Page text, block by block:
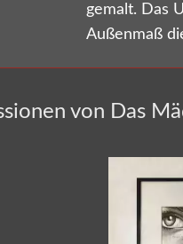
gemalt. Das
Außenmaß
von Das